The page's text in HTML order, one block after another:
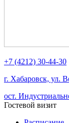
+7 (4212) 30-44-30
г. Хабаровск, ул.
ост.
Гостевой визит